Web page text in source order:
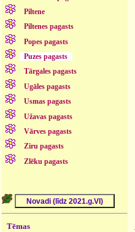
Piltene
Piltenes pagasts
Popes pagasts
Puzes pagasts
Tārgales pagasts
Ugāles pagasts
Usmas pagasts
Užavas pagasts
Vārves pagasts
Ziru pagasts
Zlēku pagasts
Tēmas